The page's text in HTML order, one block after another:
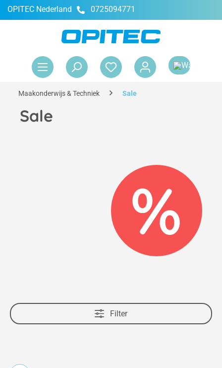
OPITEC Nederland 0725094771
Maakonderwijs & Techniek Sale
Sale
Filter